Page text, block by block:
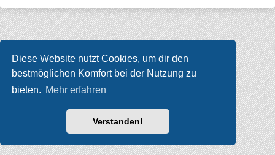
Diese Website nutzt Cookies, um dir den
bestmöglichen Komfort bei der Nutzung zu
bieten. Mehr erfahren
Verstanden!